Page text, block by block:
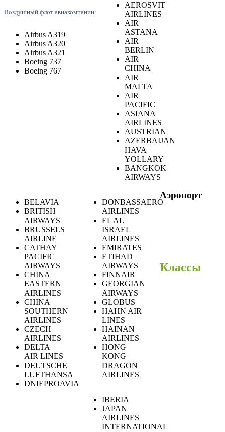
Воздушный флот авиакомпании:
Airbus A319
Airbus A320
Airbus A321
Boeing 737
Boeing 767
AEROSVIT
AIRLINES
AIR
ASTANA
AIR
BERLIN
AIR
CHINA
AIR
MALTA
AIR
PACIFIC
ASIANA
AIRLINES
AUSTRIAN
AZERBAIJAN
HAVA
YOLLARY
BANGKOK
AIRWAYS
BELAVIA
BRITISH
AIRWAYS
BRUSSELS
AIRLINE
CATHAY
PACIFIC
AIRWAYS
CHINA
EASTERN
AIRLINES
CHINA
SOUTHERN
AIRLINES
CZECH
AIRLINES
DELTA
AIR LINES
DEUTSCHE
LUFTHANSA
DNIEPROAVIA
DONBASSAERO
AIRLINES
EL AL
ISRAEL
AIRLINES
EMIRATES
ETIHAD
AIRWAYS
FINNAIR
GEORGIAN
AIRWAYS
GLOBUS
HAHN AIR
LINES
HAINAN
AIRLINES
HONG
KONG
DRAGON
AIRLINES
IBERIA
JAPAN
AIRLINES
INTERNATIONAL
Аэропорт
Классы